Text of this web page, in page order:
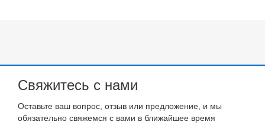
Свяжитесь с нами
Оставьте ваш вопрос, отзыв или предложение, и мы
обязательно свяжемся с вами в ближайшее время